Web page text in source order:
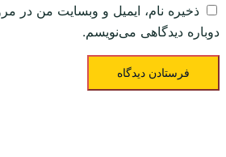
ذخیره نام، ایمیل و وبسایت من در
دوباره دیدگاهی می‌نویسم.